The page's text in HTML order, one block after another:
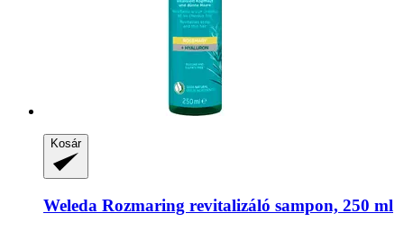
Kosár
Weleda Rozmaring revitalizáló sampon, 250 ml